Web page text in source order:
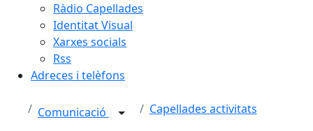
Ràdio Capellades
Identitat Visual
Xarxes socials
Rss
Adreces i telèfons
Comunicació Capellades activitats